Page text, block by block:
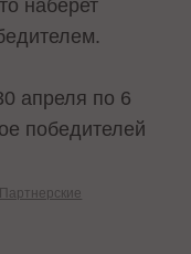
наберет
апреля по 6
победителей
Партнерские